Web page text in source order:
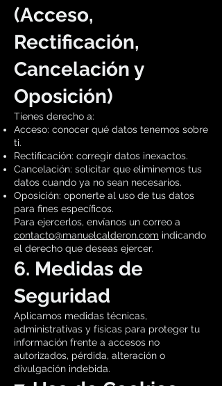
(Acceso,
Rectificación,
Cancelación y
Oposición)
Tienes derecho a:
Acceso: conocer qué datos tenemos sobre
ti.
Rectificación: corregir datos inexactos.
Cancelación: solicitar que eliminemos tus
datos cuando ya no sean necesarios.
Oposición: oponerte al uso de tus datos
para fines específicos.
Para ejercerlos, envíanos un correo a
contacto@manuelcalderon.com indicando
el derecho que deseas ejercer.
6. Medidas de
Seguridad
Aplicamos medidas técnicas,
administrativas y físicas para proteger tu
información frente a accesos no
autorizados, pérdida, alteración o
divulgación indebida.
7. Uso de Cookies